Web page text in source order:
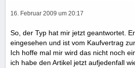
16. Februar 2009 um 20:17
So, der Typ hat mir jetzt geantwortet.
eingesehen und ist vom Kaufvertrag
Ich hoffe mal mir wird das nicht noch
ich habe den Artikel jetzt aufjedenfall